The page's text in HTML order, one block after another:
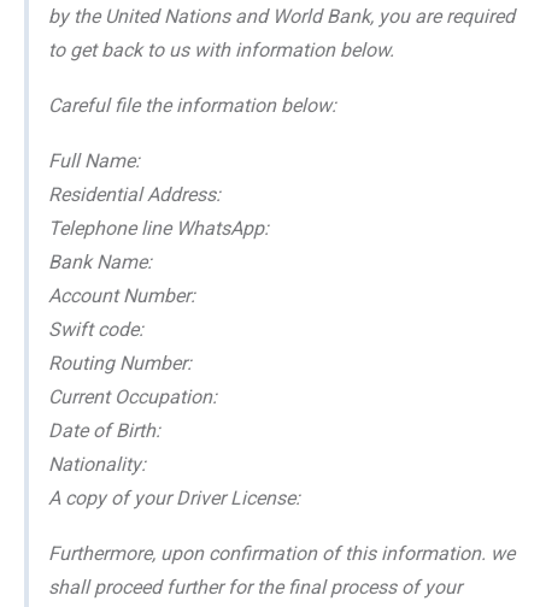
by the United Nations and World Bank, you are required
to get back to us with information below.
Careful file the information below:
Full Name:
Residential Address:
Telephone line WhatsApp:
Bank Name:
Account Number:
Swift code:
Routing Number:
Current Occupation:
Date of Birth:
Nationality:
A copy of your Driver License:
Furthermore, upon confirmation of this information. we
shall proceed further for the final process of your